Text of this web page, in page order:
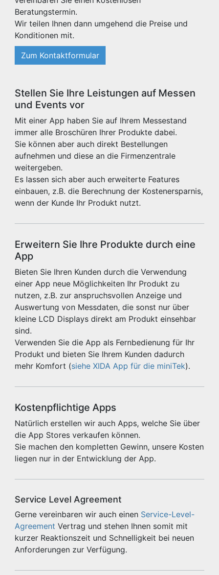
Beratungstermin.
Wir teilen Ihnen dann umgehend die Preise und
Konditionen mit.
Zum Kontaktformular
Stellen Sie Ihre Leistungen auf Messen
und Events vor
Mit einer App haben Sie auf Ihrem Messestand
immer alle Broschüren Ihrer Produkte dabei.
Sie können aber auch direkt Bestellungen
aufnehmen und diese an die Firmenzentrale
weitergeben.
Es lassen sich aber auch erweiterte Features
einbauen, z.B. die Berechnung der Kostenersparnis,
wenn der Kunde Ihr Produkt nutzt.
Erweitern Sie Ihre Produkte durch eine
App
Bieten Sie Ihren Kunden durch die Verwendung
einer App neue Möglichkeiten Ihr Produkt zu
nutzen, z.B. zur anspruchsvollen Anzeige und
Auswertung von Messdaten, die sonst nur über
kleine LCD Displays direkt am Produkt einsehbar
sind.
Verwenden Sie die App als Fernbedienung für Ihr
Produkt und bieten Sie Ihrem Kunden dadurch
mehr Komfort (siehe XIDA App für die miniTek).
Kostenpflichtige Apps
Natürlich erstellen wir auch Apps, welche Sie über
die App Stores verkaufen können.
Sie machen den kompletten Gewinn, unsere Kosten
liegen nur in der Entwicklung der App.
Service Level Agreement
Gerne vereinbaren wir auch einen Service-Level-
Agreement Vertrag und stehen Ihnen somit mit
kurzer Reaktionszeit und Schnelligkeit bei neuen
Anforderungen zur Verfügung.